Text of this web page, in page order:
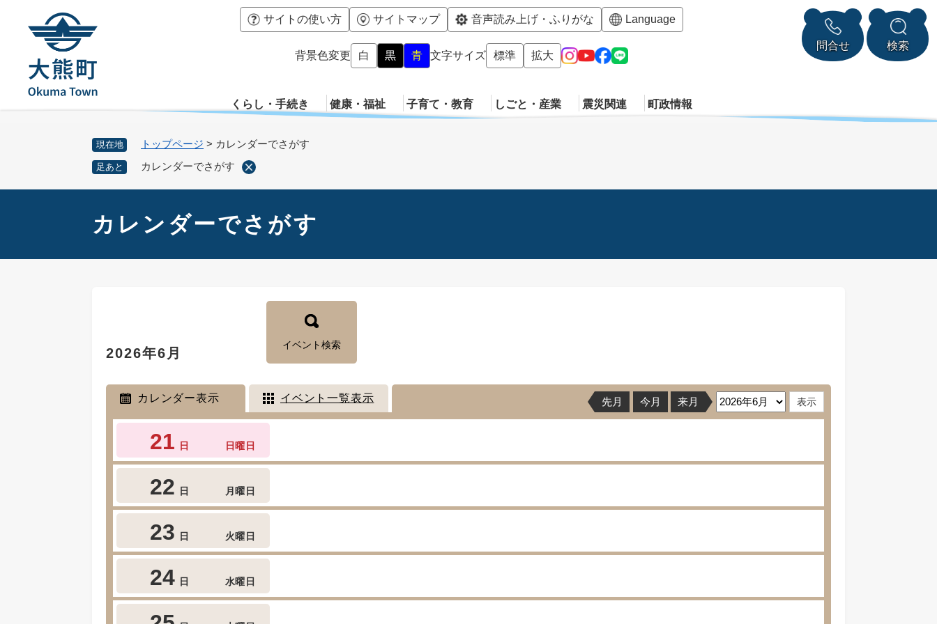
メニューを飛ばして本文へ
サイトの使い方 サイトマップ 音声読み上げ・ふりがな Language
背景色変更 白 黒 青 文字サイズ 標準 拡大
問合せ 検索
くらし・手続き 健康・福祉 子育て・教育 しごと・産業 震災関連 町政情報
現在地 トップページ > カレンダーでさがす
足あと カレンダーでさがす
カレンダーでさがす
イベント検索
2026年6月
カレンダー表示 イベント一覧表示 先月 今月 来月
21 日 日曜日
22 日 月曜日
23 日 火曜日
24 日 水曜日